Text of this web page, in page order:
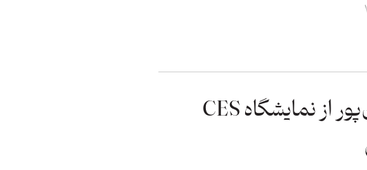
گزارش امیر گیلان‌پور از نمایشگاه CES